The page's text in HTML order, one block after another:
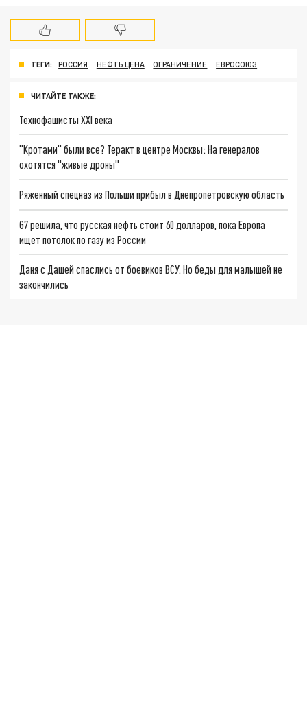
ТЕГИ: РОССИЯ НЕФТЬ ЦЕНА ОГРАНИЧЕНИЕ ЕВРОСОЮЗ
ЧИТАЙТЕ ТАКЖЕ:
Технофашисты XXI века
"Кротами" были все? Теракт в центре Москвы: На генералов
охотятся "живые дроны"
Ряженный спецназ из Польши прибыл в Днепропетровскую область
G7 решила, что русская нефть стоит 60 долларов, пока Европа
ищет потолок по газу из России
Даня с Дашей спаслись от боевиков ВСУ. Но беды для малышей не
закончились